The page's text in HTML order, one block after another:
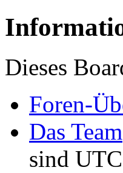
Dieses
Foren-
Das Team
sind